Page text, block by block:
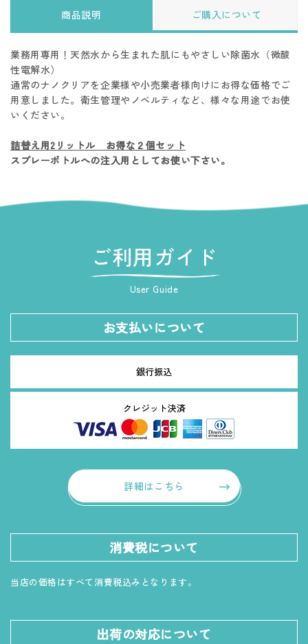
商品説明 ご購入について
業務用専用！天然水から生まれた肌にもやさしい除菌水（微酸
性電解水）
通常のナノクリアを企業様や小売業者様向けにお得な価格でご
用意しました。衛生管理やノベルティなど、様々な用途でお使
いください。
詰替え用2リットル お得な２個セット
スプレーボトルへの注入用としてお使い下さい。
ご利用ガイド
User Guide
お支払いについて
銀行振込
クレジット決済
詳細はこちら
消費税について
当店の価格はすべて消費税込みとなります。
出荷の対応について